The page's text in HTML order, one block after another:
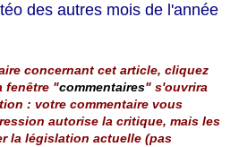
des autres mois de l'année
concernant cet article, cliquez
fenêtre "commentaires" s'ouvrira
: votre commentaire vous
autorise la critique, mais les
la législation actuelle (pas